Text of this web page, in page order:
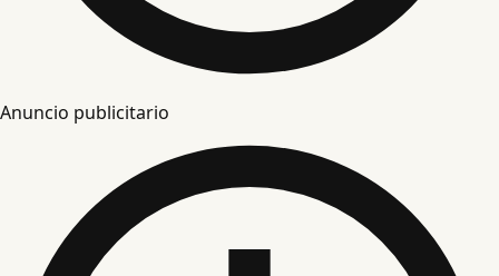
Anuncio publicitario